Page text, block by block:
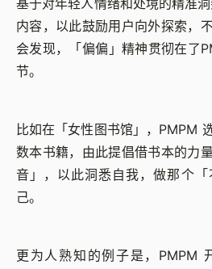
基于对年轻人情绪和处境的精准
内容，以此鼓励用户向外探索，
会发现，「偏偏」精神贯彻在了
节。
比如在「女性图书馆」，PMPM
数本书籍，由此提倡借书本的力
音」，以此洞悉自我，做那个
己。
更为人熟知的例子是，PMPM